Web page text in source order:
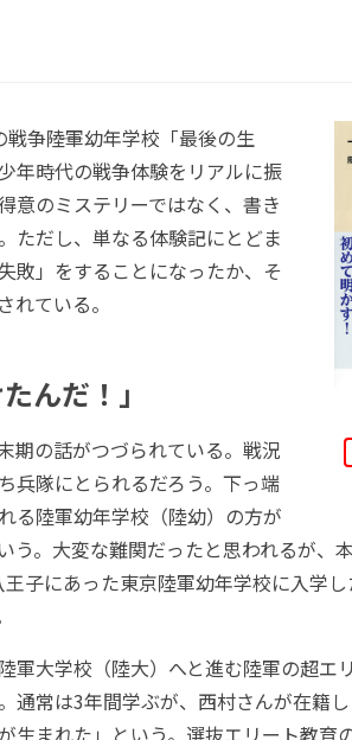
争――陸軍幼年学校「最後の生
年時代の戦争体験をリアルに振
意のミステリーではなく、書き
ただし、単なる体験記にとどま
敗」をすることになったか、そ
れている。
んだ！」
期の話がつづられている。戦況
兵隊にとられるだろう。下っ端
る陸軍幼年学校（陸幼）の方が
う。大変な難関だったと思われるが、
子にあった東京陸軍幼年学校に入学
大学校（陸大）へと進む陸軍の超エ
通常は3年間学ぶが、西村さんが在籍